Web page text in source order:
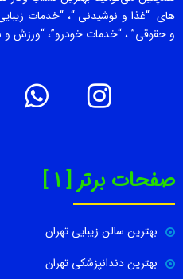
های “غذا و نوشیدنی “، “خدمات
و حقوقی” ، “خدمات خودرو”، “ورزش و
صفحات برتر [ 1 ]
بهترین سالن زیبایی تهران
بهترین دندانپزشکی تهران